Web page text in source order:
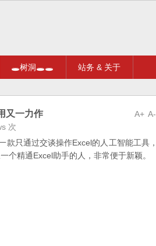
🕳树洞🕳🕳 站务 & 关于
A-
A+
又一力作
次
只通过交谈操作Excel的人工智能工具，
个精通Excel助手的人，非常便于新颖。